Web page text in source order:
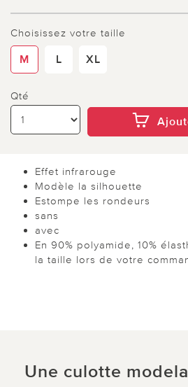
Choisissez votre taille
M L XL
Qté
Effet infrarouge
Modèle la silhouette
Estompe les rondeurs
sans
avec
En 90% polyamide, 10%
la taille lors de votre
Une culotte